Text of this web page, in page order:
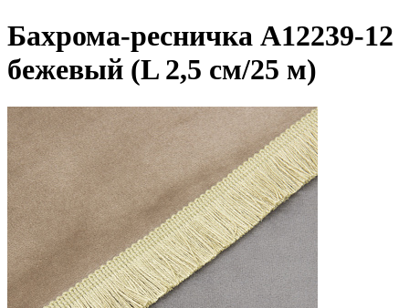
Бахрома-ресничка A12239-12
бежевый (L 2,5 см/25 м)